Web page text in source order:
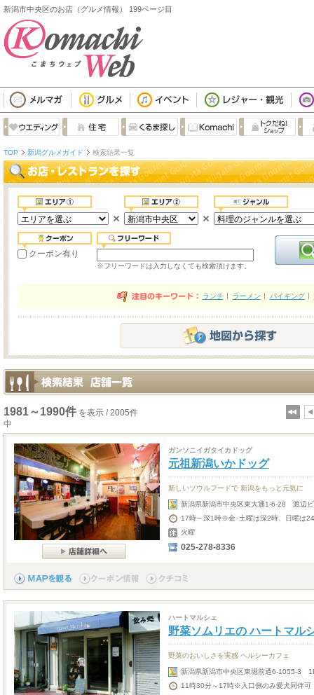
新潟市中央区のお店（グルメ情報） 199ページ目
TOP 新潟グルメガイド 検索結果一覧
クーポン有り
※フリーワードは入力しなくても検索頂けます。
ランチ ラーメン バイキング
1981～1990件 を表示 / 2005件
中
ガンソニイガタイカドッグ
元祖新潟いかドッグ
新しいソウルフードで 新潟をもっと元気に
新潟県新潟市中央区東大通1-6-28 渡辺
17時～深1時※金･土曜は深2時、日曜は
火曜
025-278-8336
ハートマルシェ
野菜ソムリエの ハートマル
野菜のおいしさを実感 ヘルシーカフェ
新潟県新潟市中央区東堀前通6-1055-3
11時30分～17時※入口側のみ愛犬同伴可